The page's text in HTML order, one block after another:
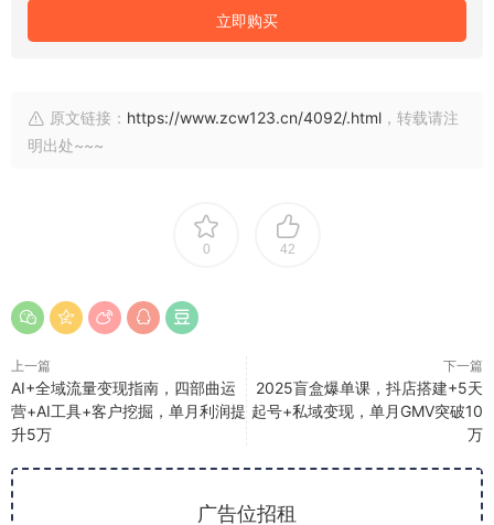
立即购买
原文链接： https://www.zcw123.cn/4092/.html ，转载请注
明出处~~~
0 42
上一篇
AI+全域流量变现指南，四部曲运
营+AI工具+客户挖掘，单月利润提
升5万
下一篇
2025盲盒爆单课，抖店搭建+5天
起号+私域变现，单月GMV突破10
万
广告位招租